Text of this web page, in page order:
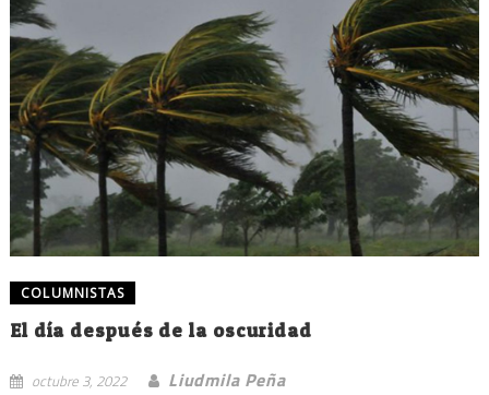
COLUMNISTAS
El día después de la oscuridad
octubre 3, 2022
Liudmila Peña